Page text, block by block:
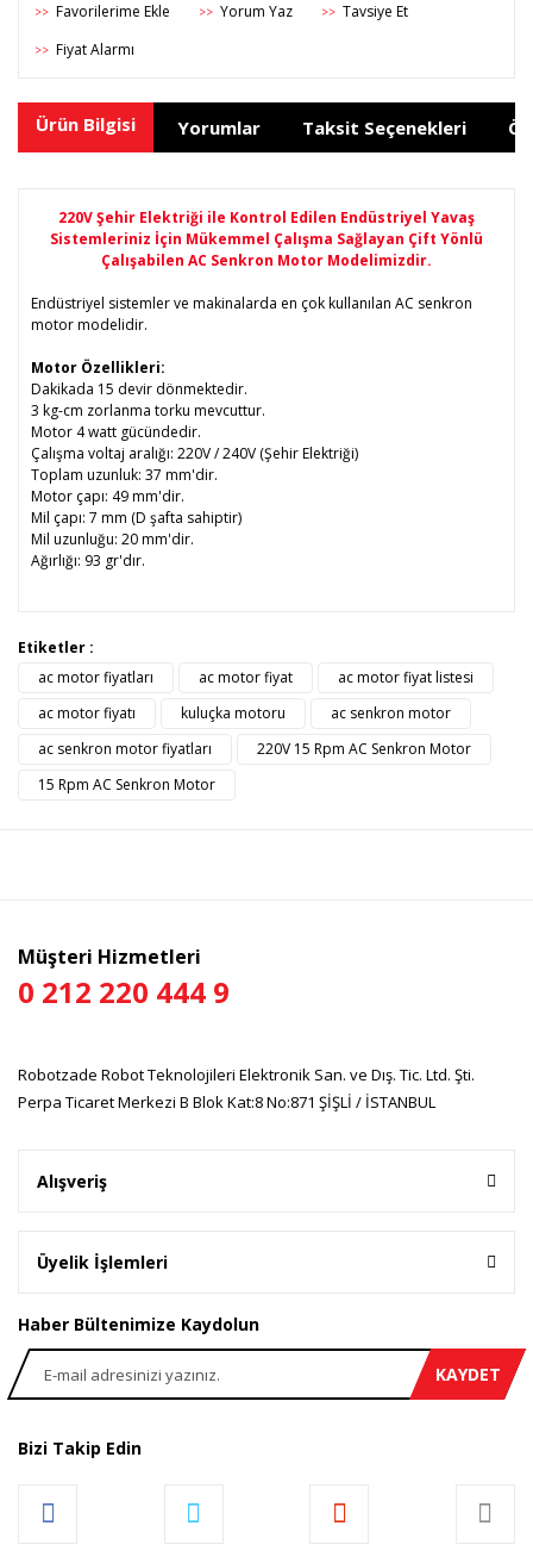
>> >> Yorum Yaz >> Tavsiye Et
>> Fiyat Alarmı
Ürün Bilgisi Yorumlar Taksit Seçenekleri
220V Şehir Elektriği ile Kontrol Edilen Endüstriyel Yavaş
Sistemleriniz İçin Mükemmel Çalışma Sağlayan Çift Yönlü
Çalışabilen AC Senkron Motor Modelimizdir.
Endüstriyel sistemler ve makinalarda en çok kullanılan AC senkron
motor modelidir.
Motor Özellikleri:
Dakikada 15 devir dönmektedir.
3 kg-cm zorlanma torku mevcuttur.
Motor 4 watt gücündedir.
Çalışma voltaj aralığı: 220V / 240V (Şehir Elektriği)
Toplam uzunluk: 37 mm'dir.
Motor çapı: 49 mm'dir.
Mil çapı: 7 mm (D şafta sahiptir)
Mil uzunluğu: 20 mm'dir.
Ağırlığı: 93 gr'dır.
Bu ürüne ilk yorumu siz yapın!
Yorum Yaz
Bu ürünün fiyat bilgisi, resim, ürün açıklamalarında ve diğer
konularda yetersiz gördüğünüz noktaları öneri formunu
kullanarak tarafımıza iletebilirsiniz.
Görüş ve önerileriniz için teşekkür ederiz.
Etiketler :
ac motor fiyatları
ac motor fiyat
ac motor fiyat listesi
ac motor fiyatı
kuluçka motoru
ac senkron motor
ac senkron motor fiyatları
220V 15 Rpm AC Senkron Motor
15 Rpm AC Senkron Motor
Müşteri Hizmetleri
0 212 220 444 9
Robotzade Robot Teknolojileri Elektronik San. ve Dış. Tic. Ltd. Şti.
Perpa Ticaret Merkezi B Blok Kat:8 No:871 ŞİŞLİ / İSTANBUL
Alışveriş
Üyelik İşlemleri
Haber Bültenimize Kaydolun
KAYDET
Bizi Takip Edin